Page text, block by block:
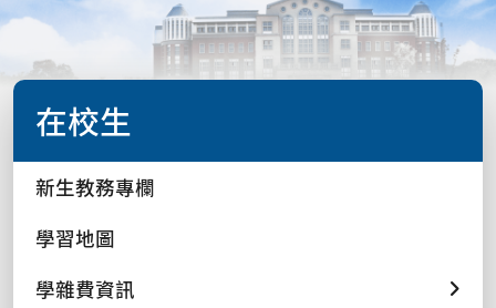
在校生
新生教務專欄
學習地圖
學雜費資訊